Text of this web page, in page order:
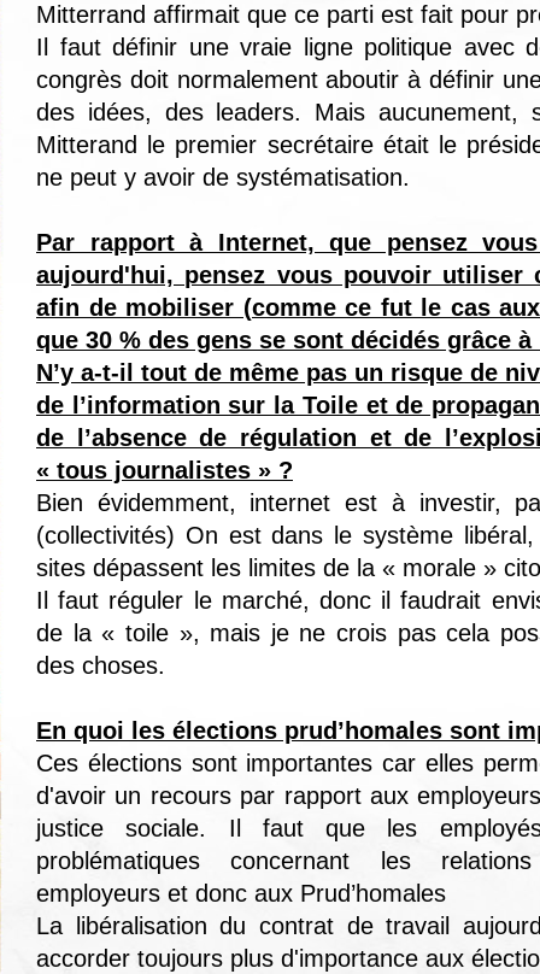
Mitterrand affirmait que ce parti est fait pour
Il faut définir une vraie ligne politique avec
congrès doit normalement aboutir à définir
des idées, des leaders. Mais aucunement,
Mitterand le premier secrétaire était le
ne peut y avoir de systématisation.
Par rapport à Internet, que pensez
aujourd'hui, pensez vous pouvoir utiliser
afin de mobiliser (comme ce fut le cas
que 30 % des gens se sont décidés grâce
N’y a-t-il tout de même pas un risque de
de l’information sur la Toile et de
de l’absence de régulation et de
« tous journalistes » ?
Bien évidemment, internet est à investir,
(collectivités) On est dans le système
sites dépassent les limites de la « morale »
Il faut réguler le marché, donc il faudrait
de la « toile », mais je ne crois pas cela
des choses.
En quoi les élections prud’homales sont
Ces élections sont importantes car elles
d'avoir un recours par rapport aux
justice sociale. Il faut que les
problématiques concernant les
employeurs et donc aux Prud’homales
La libéralisation du contrat de travail
accorder toujours plus d'importance aux